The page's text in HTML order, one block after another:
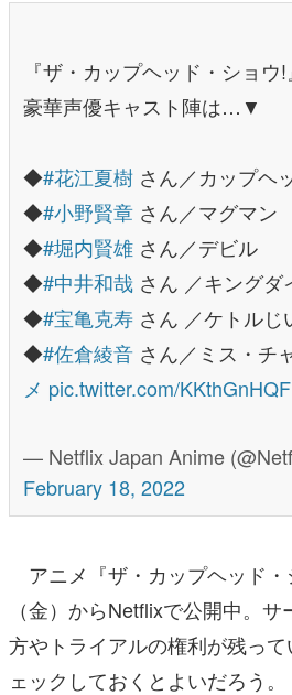
『ザ・カップヘッド・ショウ!
豪華声優キャスト陣は…▼
◆#花江夏樹 さん／カップヘ
◆#小野賢章 さん／マグマン
◆#堀内賢雄 さん／デビル
◆#中井和哉 さん ／キングダ
◆#宝亀克寿 さん ／ケトルじ
◆#佐倉綾音 さん／ミス・チ
メ pic.twitter.com/
— Netflix Japan Anime
February 18, 2022
アニメ『ザ・カップヘッド・
（金）からNetflixで公開中。
方やトライアルの権利が残っ
ェックしておくとよいだろう。